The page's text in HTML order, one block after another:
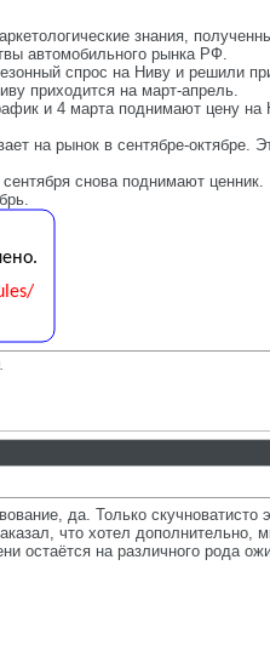
знания,
автомобильного рынка РФ.
спрос на Ниву и решили
приходится на март-апрель.
и 4 марта поднимают цену
на рынок в сентябре-
снова поднимают ценник.
да. Только
что хотел
остаётся на различного рода